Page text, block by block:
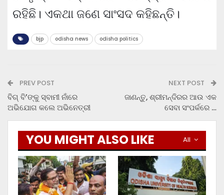
ରହିଛି। ଏକଥା ଜଣେ ସାଂସଦ କହିଛନ୍ତି।
bjp odisha news odisha politics
PREV POST
ବିଗ୍ ବି’ଙ୍କୁ ସ୍ବାମୀ ନାଁରେ
ଅଭିଯୋଗ କଲେ ଅଭିନେତ୍ରୀ
NEXT POST
ଜାଣନ୍ତୁ, ଶ୍ରୀମନ୍ଦିରର ଆଉ ଏକ
ସେବା ସଂପର୍କରେ …
All
YOU MIGHT ALSO LIKE